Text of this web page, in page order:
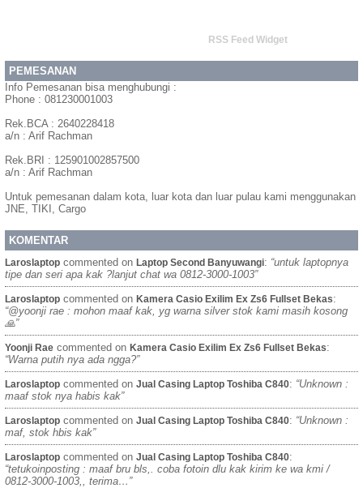
RSS Feed Widget
PEMESANAN
Info Pemesanan bisa menghubungi :
Phone : 081230001003
Rek.BCA : 2640228418
a/n : Arif Rachman
Rek.BRI : 125901002857500
a/n : Arif Rachman
Untuk pemesanan dalam kota, luar kota dan luar pulau kami menggunakan
JNE, TIKI, Cargo
KOMENTAR
Laroslaptop commented on Laptop Second Banyuwangi: “untuk laptopnya
tipe dan seri apa kak ?lanjut chat wa 0812-3000-1003”
Laroslaptop commented on Kamera Casio Exilim Ex Zs6 Fullset Bekas:
“@yoonji rae : mohon maaf kak, yg warna silver stok kami masih kosong
🙏”
Yoonji Rae commented on Kamera Casio Exilim Ex Zs6 Fullset Bekas:
“Warna putih nya ada ngga?”
Laroslaptop commented on Jual Casing Laptop Toshiba C840: “Unknown :
maaf stok nya habis kak”
Laroslaptop commented on Jual Casing Laptop Toshiba C840: “Unknown :
maf, stok hbis kak”
Laroslaptop commented on Jual Casing Laptop Toshiba C840:
“tetukoinposting : maaf bru bls,. coba fotoin dlu kak kirim ke wa kmi /
0812-3000-1003,, terima…”